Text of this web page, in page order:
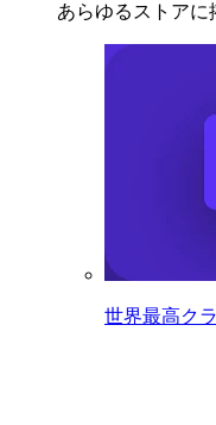
あらゆるストアに
世界最高ク